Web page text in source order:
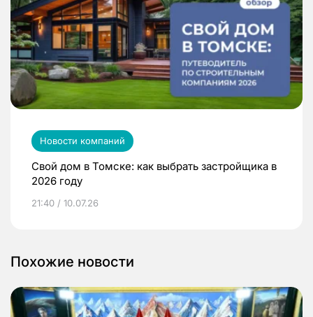
Новости компаний
Свой дом в Томске: как выбрать застройщика в
2026 году
21:40 / 10.07.26
Похожие новости